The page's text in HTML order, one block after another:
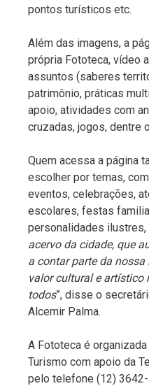
pontos turísticos etc.
Além das imagens, a
própria Fototeca, vídeo
assuntos (saberes
patrimônio, práticas
apoio, atividades com
cruzadas, jogos, dentre
Quem acessa a página
escolher por temas,
eventos, celebrações,
escolares, festas
personalidades ilustres,
acervo da cidade, que
a contar parte da
valor cultural e artístico
todos”, disse o
Alcemir Palma.
A Fototeca é
Turismo com apoio da
pelo telefone (12)